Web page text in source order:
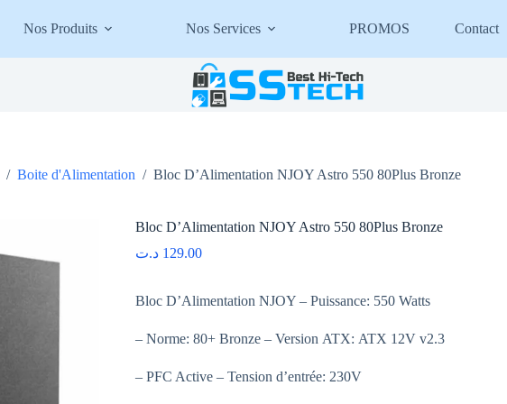
Nos Produits Nos Services PROMOS Contact
/ Boite d'Alimentation / Bloc D’Alimentation NJOY Astro 550 80Plus Bronze
Bloc D’Alimentation NJOY Astro 550 80Plus Bronze
129.00 د.ت
Bloc D’Alimentation NJOY – Puissance: 550 Watts
– Norme: 80+ Bronze – Version ATX: ATX 12V v2.3
– PFC Active – Tension d’entrée: 230V